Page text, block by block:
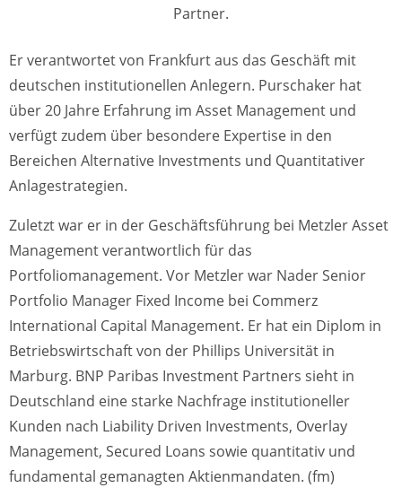
Partner.
Er verantwortet von Frankfurt aus das Geschäft mit
deutschen institutionellen Anlegern. Purschaker hat
über 20 Jahre Erfahrung im Asset Management und
verfügt zudem über besondere Expertise in den
Bereichen Alternative Investments und Quantitativer
Anlagestrategien.
Zuletzt war er in der Geschäftsführung bei Metzler Asset
Management verantwortlich für das
Portfoliomanagement. Vor Metzler war Nader Senior
Portfolio Manager Fixed Income bei Commerz
International Capital Management. Er hat ein Diplom in
Betriebswirtschaft von der Phillips Universität in
Marburg. BNP Paribas Investment Partners sieht in
Deutschland eine starke Nachfrage institutioneller
Kunden nach Liability Driven Investments, Overlay
Management, Secured Loans sowie quantitativ und
fundamental gemanagten Aktienmandaten. (fm)